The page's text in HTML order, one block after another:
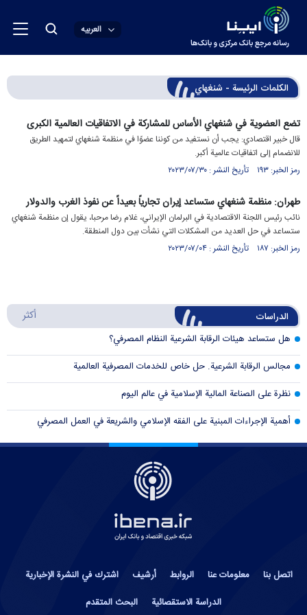
العربیه
الكلمات الرئيسة - شنغهاي
تضع العضوية في شنغهاي الأساس للمشاركة في الاتفاقيات العالمية الكبرى
قال خبير اقتصادي: يجب أن نستفيد من كوننا عضوًا في منظمة شنغهاي لتمهيد الطريق
للانضمام إلى اتفاقيات عالمية أكبر.
رمز الخبر: ۱۹۳ تأريخ النشر : ۲۰۲۳/۰۷/۳۰
طهران: منظمة شنغهاي ستساعد إيران تجارياً بعيداً عن نفوذ الغرب والدولار
نائب رئيس اللجنة الاقتصادية في البرلمان الإيراني، غلام رضا مرحبا، يقول إن منظمة شنغهاي
ستساعد في حل العديد من المشكلات التي نشأت بين دول المنطقة.
رمز الخبر: ۱۸۷ تأريخ النشر : ۲۰۲۳/۰۷/۰۴
الدراسات أكثر
هل ستساعد هيئات الرقابة الشرعية النظام المصرفي؟
مجالس الرقابة الشرعية. حل خاص للخدمات المصرفية العالمية
نظرة على الصناعة المالية الإسلامية في عالم اليوم
أهمية الإجراءات المبنية على الفقه الإسلامي والشريعة في العمل المصرفي
اتصل بنا معلومات عنا الروابط أرشيف
اشترك في النشرة الإخبارية
الدراسة الاستقصائية
البحث المتقدم